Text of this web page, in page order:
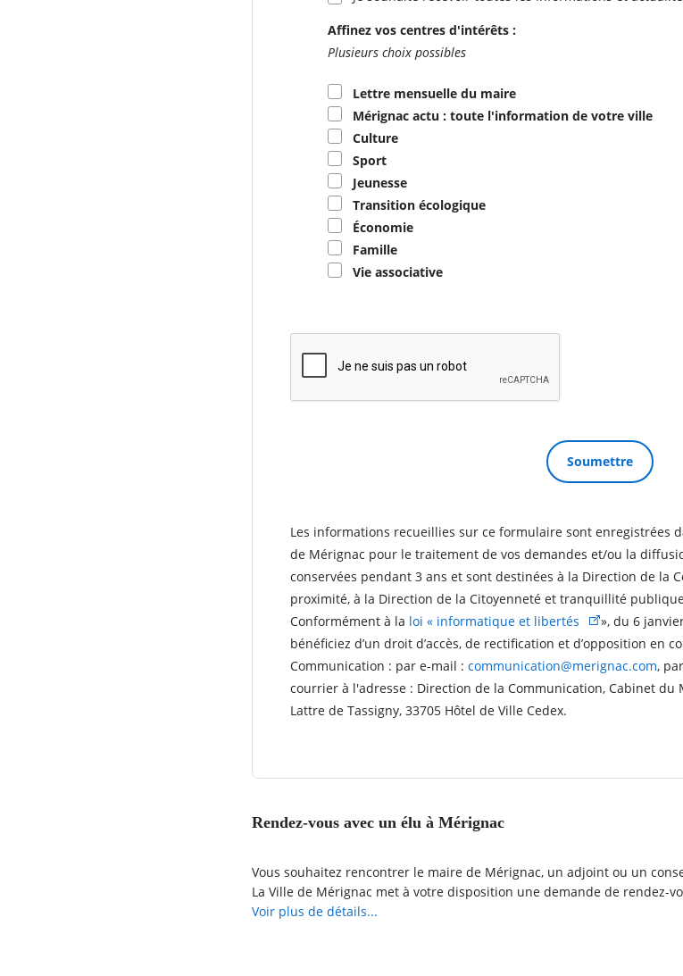
Affinez vos centres d'intérêts :
Plusieurs choix possibles
Lettre mensuelle du maire
Mérignac actu : toute l'information de votre ville
Culture
Sport
Jeunesse
Transition écologique
Économie
Famille
Vie associative
Les informations recueillies sur ce formulaire sont enregistrées
de Mérignac pour le traitement de vos demandes et/ou la
conservées pendant 3 ans et sont destinées à la Direction de la
proximité, à la Direction de la Citoyenneté et tranquillité
Conformément à la loi « informatique et libertés
», du 6
bénéficiez d’un droit d’accès, de rectification et d’opposition en
Communication : par e-mail : communication@merignac.com,
courrier à l'adresse : Direction de la Communication, Cabinet du
Lattre de Tassigny, 33705 Hôtel de Ville Cedex.
Rendez-vous avec un élu à Mérignac
Vous souhaitez rencontrer le maire de Mérignac, un adjoint ou un
La Ville de Mérignac met à votre disposition une demande de rendez-
Prenez RDV en ligne et rencontrez vos élus.
Voir plus de détails...